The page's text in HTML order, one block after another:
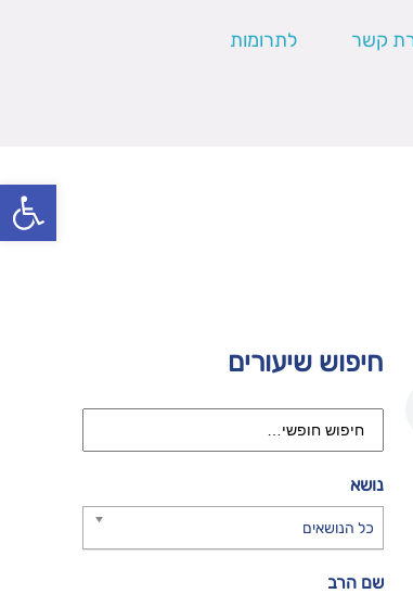
פתח
קשר לתרומות
חיפוש שיעורים
נושא
כל הנושאים
שם הרב